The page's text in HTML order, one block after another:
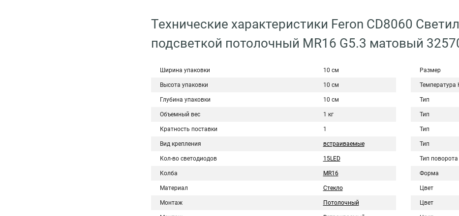
Технические характеристики Feron CD8060
подсветкой потолочный MR16 G5.3 матовый
Ширина упаковки 10 см
Высота упаковки 10 см
Глубина упаковки 10 см
Объемный вес 1 кг
Кратность поставки 1
Вид крепления встраиваемые
Кол-во светодиодов 15LED
Колба MR16
Материал Стекло
Монтаж Потолочный
Размер
Температура
Тип
Тип
Тип
Тип
Тип поворота
Форма
Цвет
Цвет